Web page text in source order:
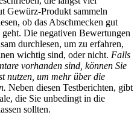
Gewürz-Produkt sammeln
ob das Abschmecken gut
Die negativen Bewertungen
durchlesen, um zu erfahren,
wichtig sind, oder nicht. Falls
vorhanden sind, können Sie
nutzen, um mehr über die
Neben diesen Testberichten, gibt
die Sie unbedingt in die
sollten.